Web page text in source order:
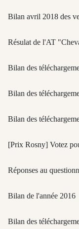
Bilan avril 2018 des
Résulat de l'AT
Bilan des
Bilan des
Bilan des
[Prix Rosny] Votez
Réponses au
Bilan de l'année 2016
Bilan des